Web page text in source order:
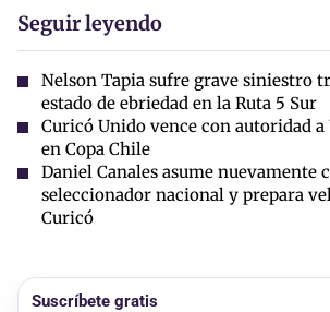
Seguir leyendo
Nelson Tapia sufre grave siniestro
estado de ebriedad en la Ruta 5 Sur
Curicó Unido vence con autoridad a
en Copa Chile
Daniel Canales asume nuevamente
seleccionador nacional y prepara
Curicó
Suscríbete gratis